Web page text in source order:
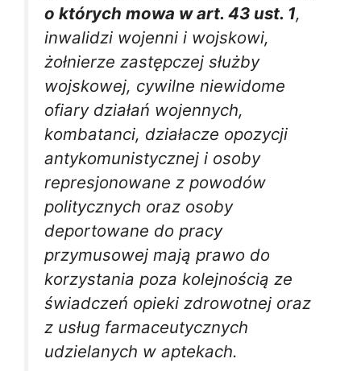
o których mowa w art. 43 ust. 1,
inwalidzi wojenni i wojskowi,
żołnierze zastępczej służby
wojskowej, cywilne niewidome
ofiary działań wojennych,
kombatanci, działacze opozycji
antykomunistycznej i osoby
represjonowane z powodów
politycznych oraz osoby
deportowane do pracy
przymusowej mają prawo do
korzystania poza kolejnością ze
świadczeń opieki zdrowotnej oraz
z usług farmaceutycznych
udzielanych w aptekach.